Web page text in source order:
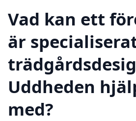
Vad kan ett
är
Uddheden
med?